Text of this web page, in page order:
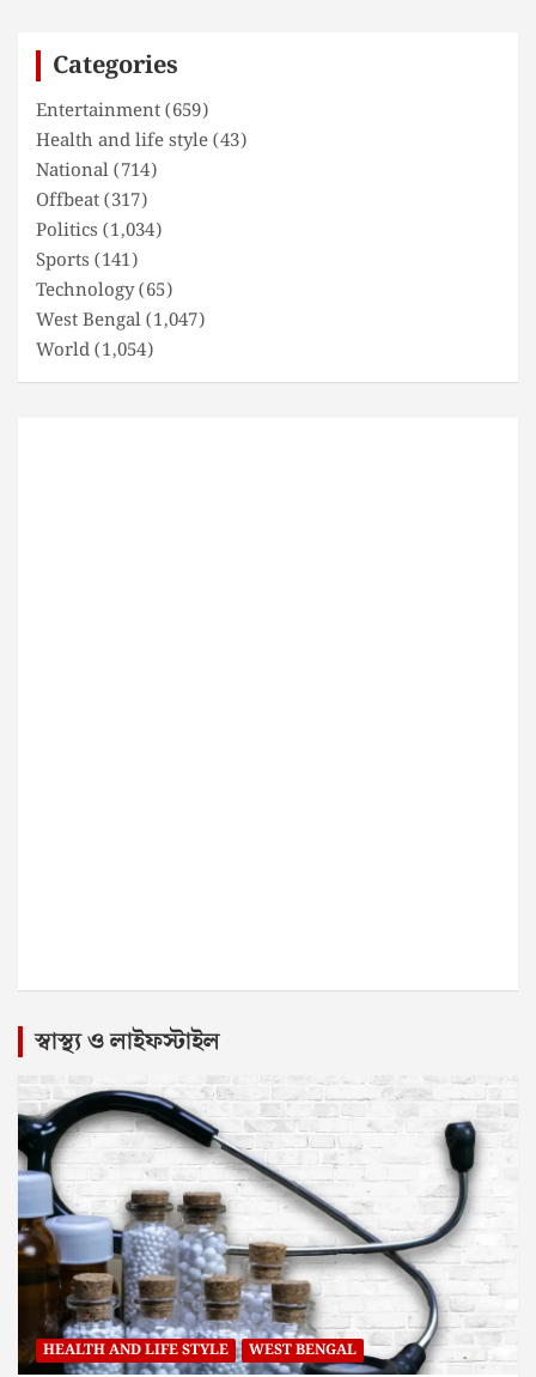
Categories
Entertainment(659)
Health and life style(43)
National(714)
Offbeat(317)
Politics (1,034)
Sports (141)
Technology(65)
West Bengal(1,047)
World(1,054)
স্বাস্থ্য ও লাইফস্টাইল
HEALTH AND LIFE STYLE WEST BENGAL